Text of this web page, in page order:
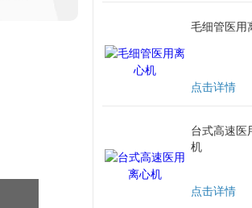
、农业
毛细管医用
点击详情
台式高速医
机
点击详情